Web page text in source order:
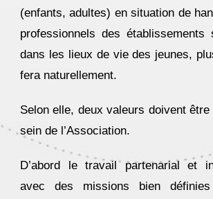
(enfants, adultes) en situation de
professionnels des établissements
dans les lieux de vie des jeunes,
fera naturellement.
Selon elle, deux valeurs doivent
sein de l’Association.
D’abord le travail partenarial et
avec des missions bien